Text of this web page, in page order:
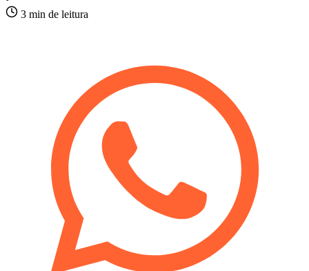
3 min de leitura